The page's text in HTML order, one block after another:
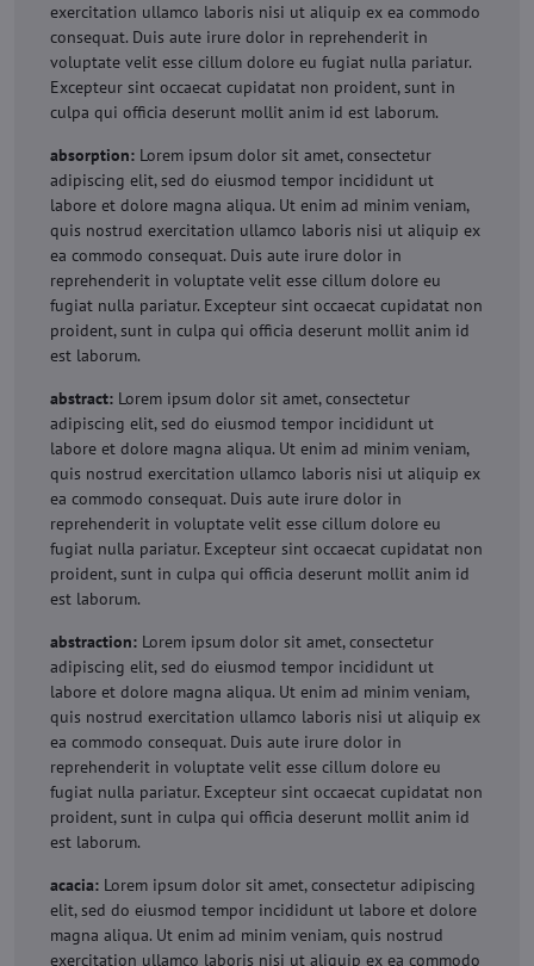
exercitation ullamco laboris nisi ut aliquip ex ea commodo
consequat. Duis aute irure dolor in reprehenderit in
voluptate velit esse cillum dolore eu fugiat nulla pariatur.
Excepteur sint occaecat cupidatat non proident, sunt in
culpa qui officia deserunt mollit anim id est laborum.
absorption: Lorem ipsum dolor sit amet, consectetur
adipiscing elit, sed do eiusmod tempor incididunt ut
labore et dolore magna aliqua. Ut enim ad minim veniam,
quis nostrud exercitation ullamco laboris nisi ut aliquip ex
ea commodo consequat. Duis aute irure dolor in
reprehenderit in voluptate velit esse cillum dolore eu
fugiat nulla pariatur. Excepteur sint occaecat cupidatat non
proident, sunt in culpa qui officia deserunt mollit anim id
est laborum.
abstract: Lorem ipsum dolor sit amet, consectetur
adipiscing elit, sed do eiusmod tempor incididunt ut
labore et dolore magna aliqua. Ut enim ad minim veniam,
quis nostrud exercitation ullamco laboris nisi ut aliquip ex
ea commodo consequat. Duis aute irure dolor in
reprehenderit in voluptate velit esse cillum dolore eu
fugiat nulla pariatur. Excepteur sint occaecat cupidatat non
proident, sunt in culpa qui officia deserunt mollit anim id
est laborum.
abstraction: Lorem ipsum dolor sit amet, consectetur
adipiscing elit, sed do eiusmod tempor incididunt ut
labore et dolore magna aliqua. Ut enim ad minim veniam,
quis nostrud exercitation ullamco laboris nisi ut aliquip ex
ea commodo consequat. Duis aute irure dolor in
reprehenderit in voluptate velit esse cillum dolore eu
fugiat nulla pariatur. Excepteur sint occaecat cupidatat non
proident, sunt in culpa qui officia deserunt mollit anim id
est laborum.
acacia: Lorem ipsum dolor sit amet, consectetur adipiscing
elit, sed do eiusmod tempor incididunt ut labore et dolore
magna aliqua. Ut enim ad minim veniam, quis nostrud
exercitation ullamco laboris nisi ut aliquip ex ea commodo